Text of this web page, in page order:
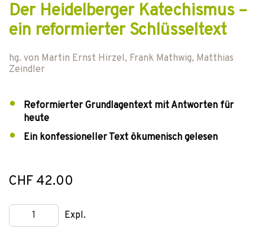
Der Heidelberger Katechismus –
ein reformierter Schlüsseltext
hg. von Martin Ernst Hirzel, Frank Mathwig, Matthias
Zeindler
Reformierter Grundlagentext mit Antworten für
heute
Ein konfessioneller Text ökumenisch gelesen
CHF 42.00
Expl.